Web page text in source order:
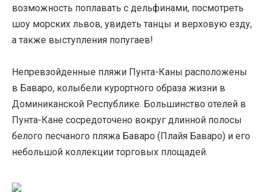
возможность поплавать с дельфинами, посмотреть
шоу морских львов, увидеть танцы и верховую езду,
а также выступления попугаев!
Непревзойденные пляжи Пунта-Каны расположены
в Баваро, колыбели курортного образа жизни в
Доминиканской Республике. Большинство отелей в
Пунта-Кане сосредоточено вокруг длинной полосы
белого песчаного пляжа Баваро (Плайя Баваро) и его
небольшой коллекции торговых площадей.